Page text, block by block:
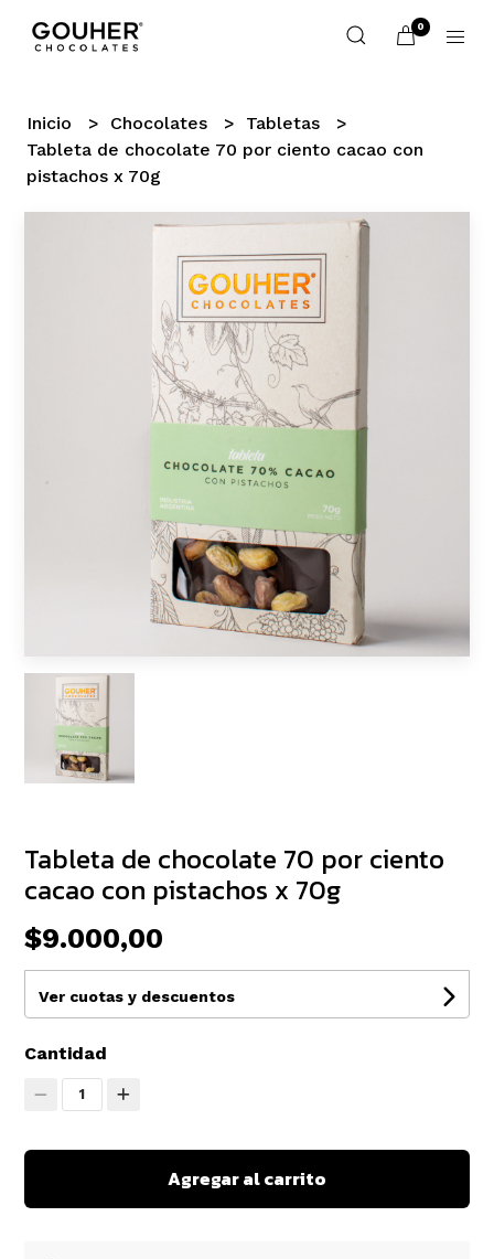
0
Inicio Chocolates
Tabletas
Tableta de chocolate 70 por ciento cacao con
pistachos x 70g
Tableta de chocolate 70 por ciento
cacao con pistachos x 70g
$9.000,00
Ver cuotas y descuentos
Cantidad
1
Agregar al carrito